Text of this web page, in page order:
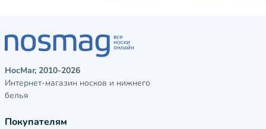
НосМаг, 2010-2026
Интернет-магазин носков и нижнего
белья
Покупателям